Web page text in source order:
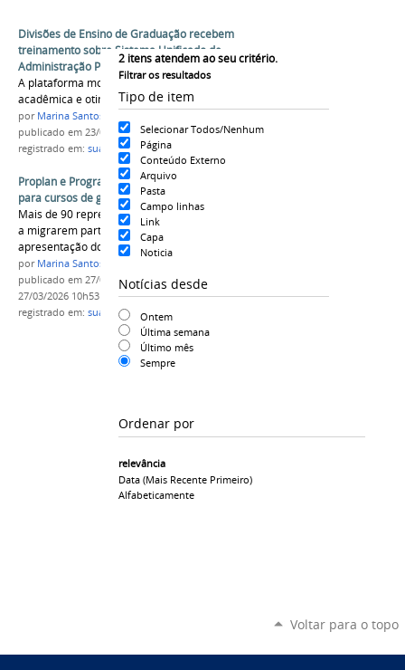
2 itens atendem ao seu critério.
Filtrar os resultados
Tipo de item
Selecionar Todos/Nenhum
Página
Conteúdo Externo
Arquivo
Pasta
Campo linhas
Link
Capa
Noticia
Notícias desde
Ontem
Última semana
Último mês
Sempre
Ordenar por
relevância
Data (mais Recente Primeiro)
Alfabeticamente
Divisões de Ensino de Graduação recebem
treinamento sobre Sistema Unificado de
Administração Pública
A plataforma moderniza os processos de gestão
acadêmica e otimiza o trabalho dos servidores
por Marina Santos Daum
publicado em 23/02/2026
registrado em: suap proplan,prograd
Proplan e Prograd iniciam implantação do Suap
para cursos de graduação
Mais de 90 representantes dos primeiros cursos
a migrarem participaram de uma reunião de
apresentação do sistema
por Marina Santos Daum
publicado em 27/03/2026—última modificação
27/03/2026 10h53
registrado em: suap siges ,graduação
Voltar para o topo